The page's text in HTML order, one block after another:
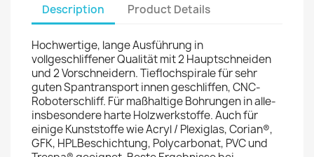
Description Product Details
Hochwertige, lange Ausführung in
vollgeschliffener Qualität mit 2 Hauptschneiden
und 2 Vorschneidern. Tieflochspirale für sehr
guten Spantransport innen geschliffen, CNC-
Roboterschliff. Für maßhaltige Bohrungen in alle-
insbesondere harte Holzwerkstoffe. Auch für
einige Kunststoffe wie Acryl / Plexiglas, Corian®,
GFK, HPLBeschichtung, Polycarbonat, PVC und